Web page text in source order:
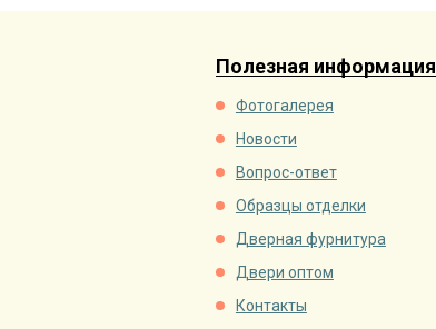
Полезная информация
Фотогалерея
Новости
Вопрос-ответ
Образцы отделки
Дверная фурнитура
Двери оптом
Контакты